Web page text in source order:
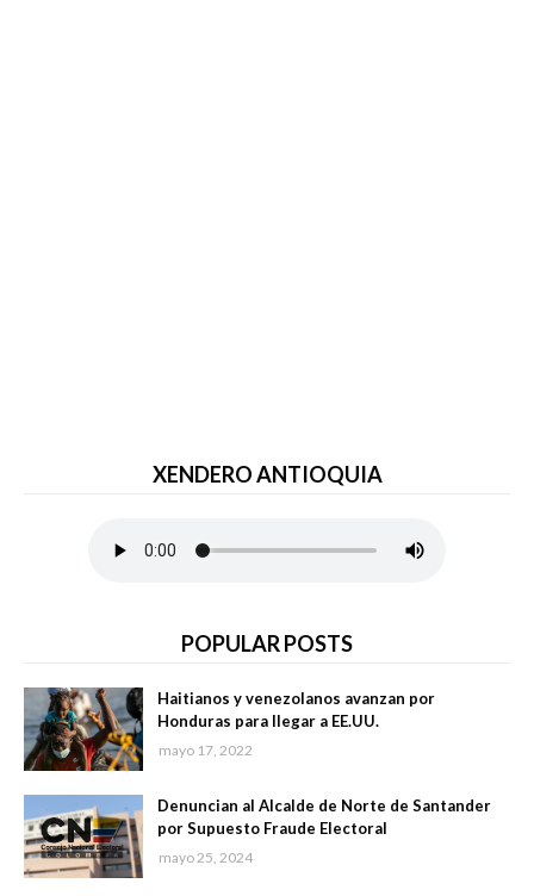
XENDERO ANTIOQUIA
POPULAR POSTS
Haitianos y venezolanos avanzan por
Honduras para llegar a EE.UU.
mayo 17, 2022
Denuncian al Alcalde de Norte de Santander
por Supuesto Fraude Electoral
mayo 25, 2024